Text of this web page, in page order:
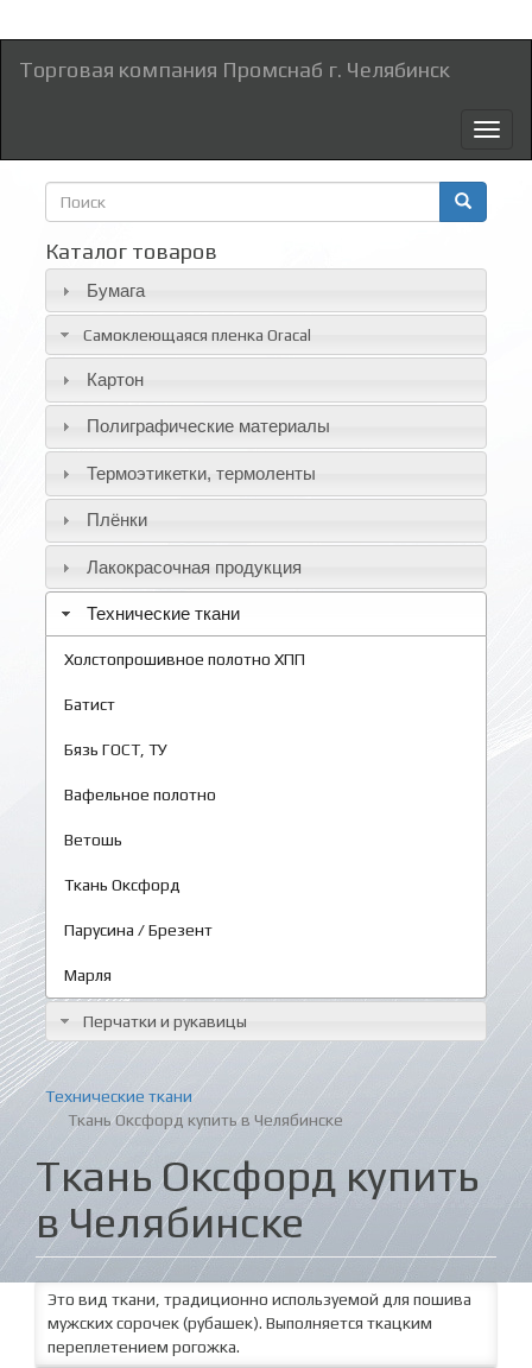
Торговая компания Промснаб г. Челябинск
Форма
поиска
Каталог товаров
Бумага
Самоклеющаяся пленка Oracal
Картон
Полиграфические материалы
Термоэтикетки, термоленты
Плёнки
Лакокрасочная продукция
Технические ткани
Холстопрошивное полотно ХПП
Батист
Бязь ГОСТ, ТУ
Вафельное полотно
Ветошь
Ткань Оксфорд
Парусина / Брезент
Марля
Перчатки и рукавицы
Технические ткани
Ткань Оксфорд купить в Челябинске
Ткань Оксфорд купить
в Челябинске
Это вид ткани, традиционно используемой для пошива
мужских сорочек (рубашек). Выполняется ткацким
переплетением рогожка.